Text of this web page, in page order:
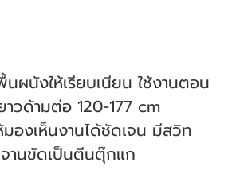
ผนังให้เรียบเนียน ใช้งานตอน
าวด้ามต่อ 120-177 cm
องเห็นงานได้ชัดเจน มีสวิท
านขัดเป็นตีนตุ๊กแก